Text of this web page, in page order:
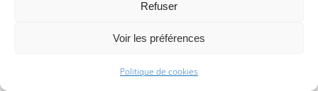
Refuser
Voir les préférences
Politique de cookies